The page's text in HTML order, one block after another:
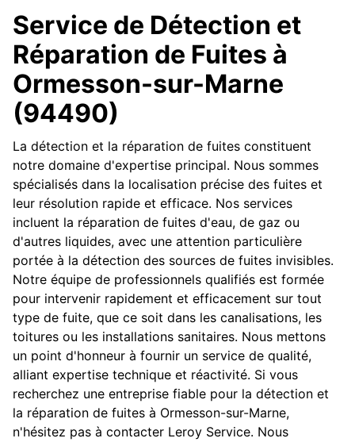
Service de Détection et
Réparation de Fuites à
Ormesson-sur-Marne
(94490)
La détection et la réparation de fuites constituent
notre domaine d'expertise principal. Nous sommes
spécialisés dans la localisation précise des fuites et
leur résolution rapide et efficace. Nos services
incluent la réparation de fuites d'eau, de gaz ou
d'autres liquides, avec une attention particulière
portée à la détection des sources de fuites invisibles.
Notre équipe de professionnels qualifiés est formée
pour intervenir rapidement et efficacement sur tout
type de fuite, que ce soit dans les canalisations, les
toitures ou les installations sanitaires. Nous mettons
un point d'honneur à fournir un service de qualité,
alliant expertise technique et réactivité. Si vous
recherchez une entreprise fiable pour la détection et
la réparation de fuites à Ormesson-sur-Marne,
n'hésitez pas à contacter Leroy Service. Nous